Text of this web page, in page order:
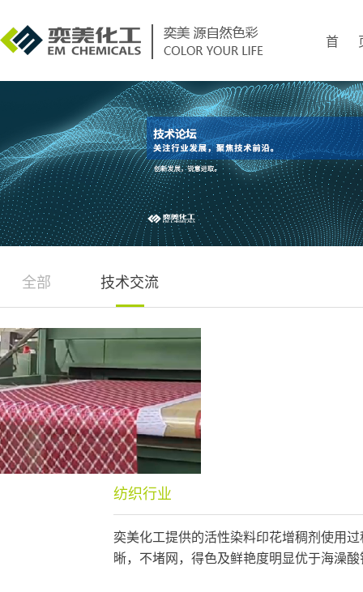
首
全部 技术交流
纺织行业
奕美化工提供的活性染料印花增稠剂使用
晰，不堵网，得色及鲜艳度明显优于海澡